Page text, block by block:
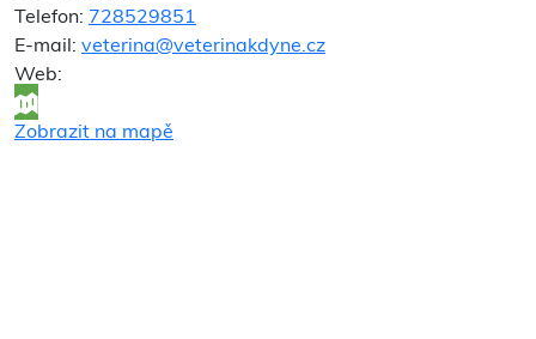
Telefon: 728529851
E-mail: veterina@veterinakdyne.cz
Web:
Zobrazit na mapě